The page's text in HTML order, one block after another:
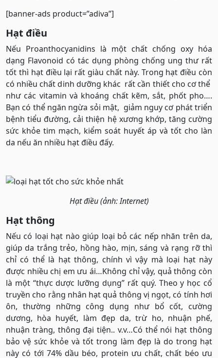
[banner-ads product=”adiva”]
Hạt điều
Nếu Proanthocyanidins là một chất chống oxy hóa
dạng Flavonoid có tác dụng phòng chống ung thư rất
tốt thì hạt điều lại rất giàu chất này. Trong hạt điều còn
có nhiều chất dinh dưỡng khác rất cần thiết cho cơ thể
như các vitamin và khoáng chất kẽm, sắt, phốt pho….
Bạn có thể ngăn ngừa sỏi mật, giảm nguy cơ phát triển
bệnh tiểu đường, cải thiện hệ xương khớp, tăng cường
sức khỏe tim mạch, kiểm soát huyết áp và tốt cho làn
da nếu ăn nhiều hạt điều đấy.
Hạt điều (ảnh: Internet)
Hạt thông
Nếu có loại hạt nào giúp loại bỏ các nếp nhăn trên da,
giúp da trắng trẻo, hồng hào, mịn, sáng và rạng rỡ thì
chỉ có thể là hạt thông, chính vì vậy mà loại hạt này
được nhiều chị em ưu ái…Không chỉ vậy, quả thông còn
là một “thực dược lưỡng dụng” rất quý. Theo y học cổ
truyền cho rằng nhân hạt quả thông vị ngọt, có tính hơi
ôn, thường những công dụng như bổ cốt, cường
dương, hòa huyết, làm đẹp da, trừ ho, nhuận phế,
nhuận tràng, thông đại tiện.. v.v…Có thể nói hạt thông
bảo vệ sức khỏe và tốt trong làm đẹp là do trong hạt
này có tới 74% dầu béo, protein ưu chất, chất béo ưu